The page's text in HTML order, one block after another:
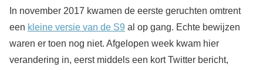
In november 2017 kwamen de eerste geruchten omtrent
een kleine versie van de S9 al op gang. Echte bewijzen
waren er toen nog niet. Afgelopen week kwam hier
verandering in, eerst middels een kort Twitter bericht,